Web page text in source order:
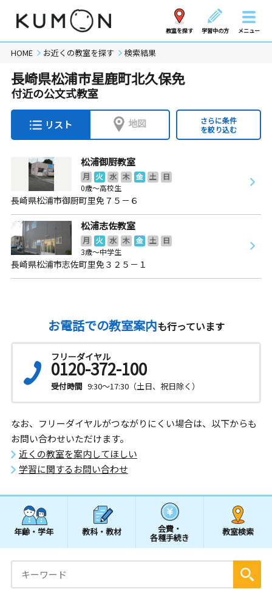
教室を探す 学習中の方 メニュー
HOME お近くの教室を探す 検索結果
長崎県松浦市星鹿町北久保免
付近の公文式教室
リスト 地図
さらに条件
を絞り込む
松浦御厨教室
月 火 水 木 金 土
日
0歳～高校生
長崎県松浦市御厨町里免７５－６
松浦志佐教室
月 火 水 木 金 土
日
3歳～中学生
長崎県松浦市志佐町里免３２５－１
お電話での教室案内も行っています
フリーダイヤル
0120-372-100
受付時間 9:30～17:30（土日、祝日除く）
なお、フリーダイヤルがつながりにくい場合は、以下からも
お問い合わせいただけます。
近くの教室を案内してほしい
学習に関するお問い合わせ
年齢・学年 教科・教材 会費・
各種手続き
教室検索